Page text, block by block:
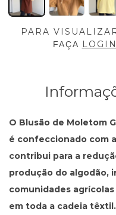
PARA
FAÇA LOGIN
O Blusão de Moletom
é confeccionado com
contribui para a
produção do algodão,
comunidades
em toda a cadeia